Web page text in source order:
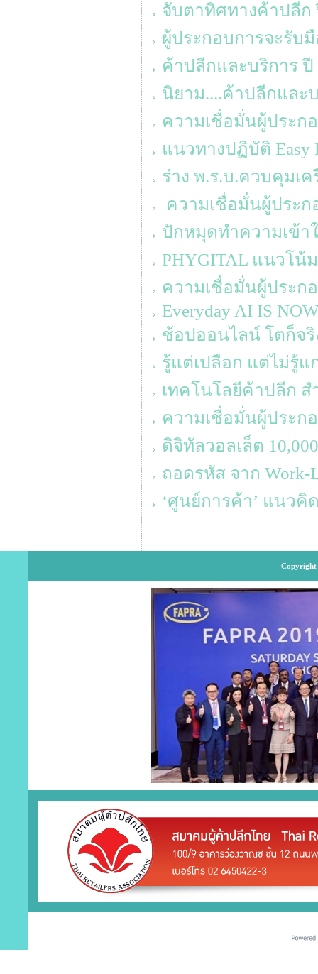
จับตาทิศทางค้าปลีก
ผู้ประกอบการจะรับ
ค้าปลีกและบริการ ปี
นิยาม....ค้าปลีกและ
ความเชื่อมั่นผู้ประก
แนวทางปฏิบัติ Easy
ร่าง พ.ร.บ.ควบคุมเ
ความเชื่อมั่นผู้ประก
ปักหมุดทำความเข้า
PHYGITAL แนวโน้
ความเชื่อมั่นผู้ประก
Everyday AI IS
ช้อปออนไลน์ โตก็จ
รู้แต่เปลือก แต่ไม่รู้แ
เทคโนโลยีค้าปลีก ส
ความเชื่อมั่นผู้ประก
ดิจิทัลวอลเล็ต
ถอดรหัส จาก Work-
‘ศูนย์การค้า’ แนว
Copyright